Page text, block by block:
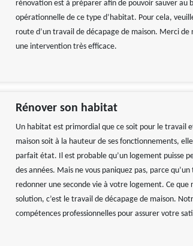
rénovation est à préparer afin de pouvoir sauver au
opérationnelle de ce type d’habitat. Pour cela,
route d’un travail de décapage de maison. Merci
une intervention très efficace.
Rénover son habitat
Un habitat est primordial que ce soit pour le travail
maison soit à la hauteur de ses fonctionnements,
parfait état. Il est probable qu’un logement puisse
des années. Mais ne vous paniquez pas, parce
redonner une seconde vie à votre logement. Ce que
solution, c’est le travail de décapage de maison.
compétences professionnelles pour assurer votre